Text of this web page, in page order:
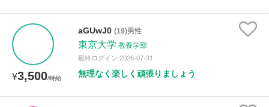
¥3,500/時給
aGUwJ0 (19)男性
東京大学 教養学部
最終ログイン:2026-07-31
無理なく楽しく頑張りましょう